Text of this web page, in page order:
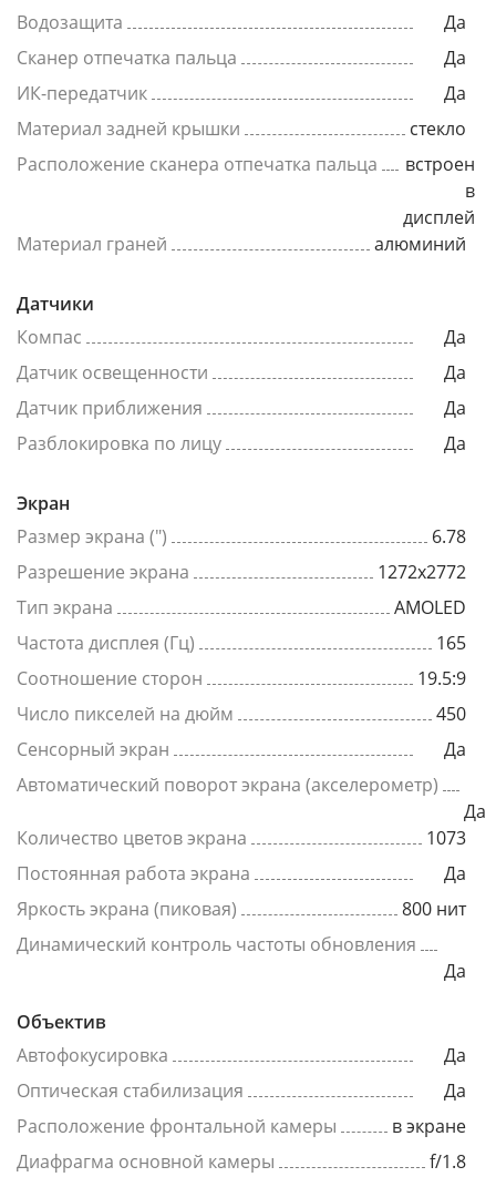
Водозащита
Да
Сканер отпечатка пальца
Да
ИК-передатчик
Да
Материал задней крышки
стекло
Расположение сканера отпечатка пальца
встроен
в
дисплей
Материал граней
алюминий
Датчики
Компас
Да
Датчик освещенности
Да
Датчик приближения
Да
Разблокировка по лицу
Да
Экран
Размер экрана (")
6.78
Разрешение экрана
1272x2772
Тип экрана
AMOLED
Частота дисплея (Гц)
165
Соотношение сторон
19.5:9
Число пикселей на дюйм
450
Сенсорный экран
Да
Автоматический поворот экрана (акселерометр)
Да
Количество цветов экрана
1073
Постоянная работа экрана
Да
Яркость экрана (пиковая)
800 нит
Динамический контроль частоты обновления
Да
Объектив
Автофокусировка
Да
Оптическая стабилизация
Да
Расположение фронтальной камеры
в экране
Диафрагма основной камеры
f/1.8